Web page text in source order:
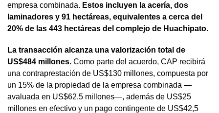
empresa combinada. Estos incluyen la acería, dos
laminadores y 91 hectáreas, equivalentes a cerca del
20% de las 443 hectáreas del complejo de Huachipato.
La transacción alcanza una valorización total de
US$484 millones. Como parte del acuerdo, CAP recibirá
una contraprestación de US$130 millones, compuesta por
un 15% de la propiedad de la empresa combinada —
avaluada en US$62,5 millones—, además de US$25
millones en efectivo y un pago contingente de US$42,5